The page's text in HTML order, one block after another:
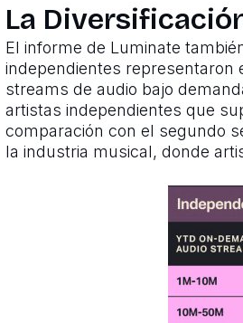
La
El informe de Luminate
independientes representaron
streams de audio bajo
artistas independientes que
comparación con el segundo
la industria musical, donde